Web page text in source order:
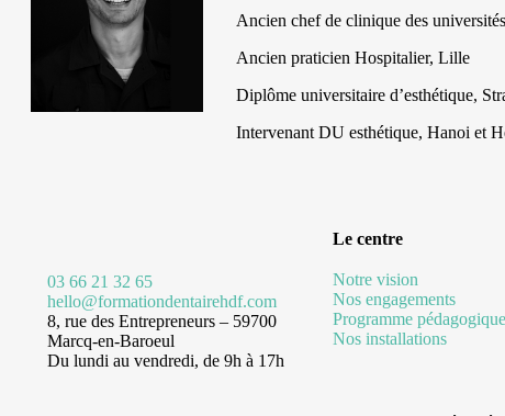
Ancien chef de clinique des
Ancien praticien Hospitalier, Lille
Diplôme universitaire d’esthétique,
Intervenant DU esthétique, Hanoi et
03 66 21 32 65
hello@formationdentairehdf.com
8, rue des Entrepreneurs – 59700
Marcq-en-Baroeul
Du lundi au vendredi, de 9h à 17h
Le centre
Notre vision
Nos engagements
Programme pédagogique
Nos installations